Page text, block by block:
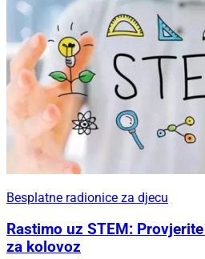
Besplatne radionice za djecu
Rastimo uz STEM:
za kolovoz